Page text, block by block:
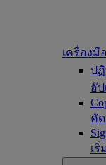
เครื่องมื
ป
อั
คั
เ